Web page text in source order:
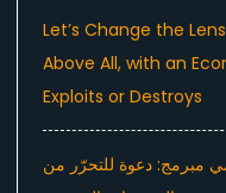
Let’s Change the
Above All, with an
Exploits or Destroys
مبرمج: دعوة للتحرّر من